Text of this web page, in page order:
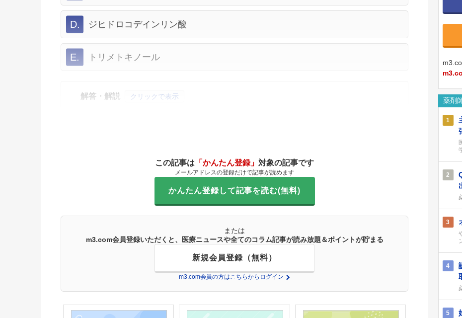
D. ジヒドロコデインリン酸
E. トリメトキノール
解答・解説 クリックで表示
この記事は 「かんたん登録」 対象の記事です
メールアドレスの登録だけで記事が読めます
かんたん登録して記事を読む(無料)
または
m3.com会員登録いただくと、医療ニュースや全てのコラム記事が読み放題＆ポイントが貯まる
新規会員登録（無料）
m3.com会員の方はこちらからログイン
薬剤
1
2
3
4
5